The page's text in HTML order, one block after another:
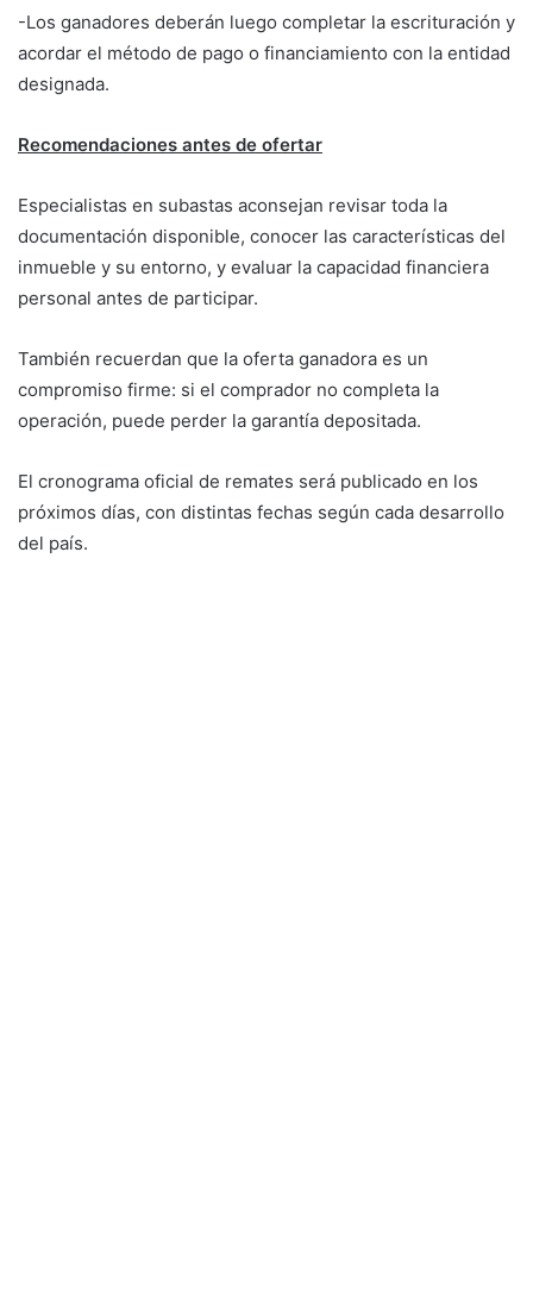
-Los ganadores deberán luego completar la escrituración y
acordar el método de pago o financiamiento con la entidad
designada.
Recomendaciones antes de ofertar
Especialistas en subastas aconsejan revisar toda la
documentación disponible, conocer las características del
inmueble y su entorno, y evaluar la capacidad financiera
personal antes de participar.
También recuerdan que la oferta ganadora es un
compromiso firme: si el comprador no completa la
operación, puede perder la garantía depositada.
El cronograma oficial de remates será publicado en los
próximos días, con distintas fechas según cada desarrollo
del país.